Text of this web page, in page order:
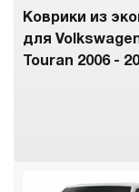
Коврики из
для
Touran 2006 -